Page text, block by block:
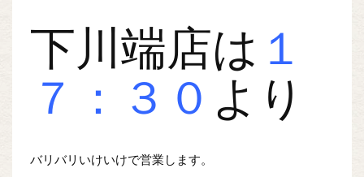
下川端店は １
７：３０ より
バリバリいけいけで営業します。